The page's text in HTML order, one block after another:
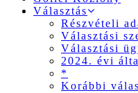
Választás
Részvételi
Választási
Választási
2024. évi
*
Korábbi